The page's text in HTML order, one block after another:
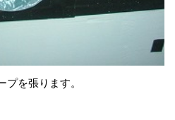
を張ります。